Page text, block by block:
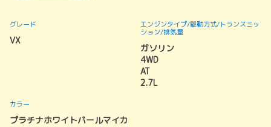
グレード
VX
エンジンタイプ/駆動方式/トランスミッ
ション/排気量
ガソリン
4WD
AT
2.7L
カラー
プラチナホワイトパールマイカ